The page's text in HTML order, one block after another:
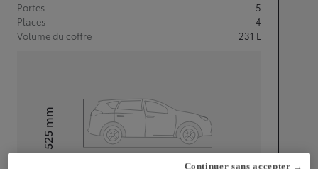
Portes
5
Places
4
Volume du coffre
231 L
Hauteur1 525
mm
Continuer sans accepter →